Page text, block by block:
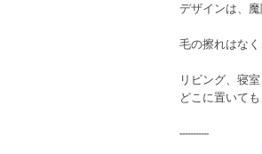
デザインは、
毛の擦れはなく
リビング、寝
どこに置いて
-----------